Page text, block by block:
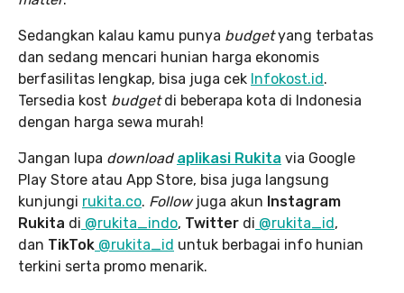
Sedangkan kalau kamu punya budgetyang terbatas
dan sedang mencari hunian harga ekonomis
berfasilitas lengkap, bisa juga cek Infokost.id .
Tersedia kost budgetdi beberapa kota di Indonesia
dengan harga sewa murah!
Jangan lupa download aplikasi Rukita via Google
Play Store atau App Store, bisa juga langsung
kunjungi rukita.co. Followjuga akun Instagram
Rukita di @rukita_indo, Twitter di @rukita_id ,
dan TikTok @rukita_id untuk berbagai info hunian
terkini serta promo menarik.